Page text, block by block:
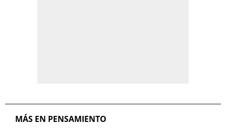
MÁS EN PENSAMIENTO